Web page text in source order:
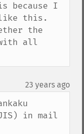
because I
this.
the
all
23 years ago
in mail